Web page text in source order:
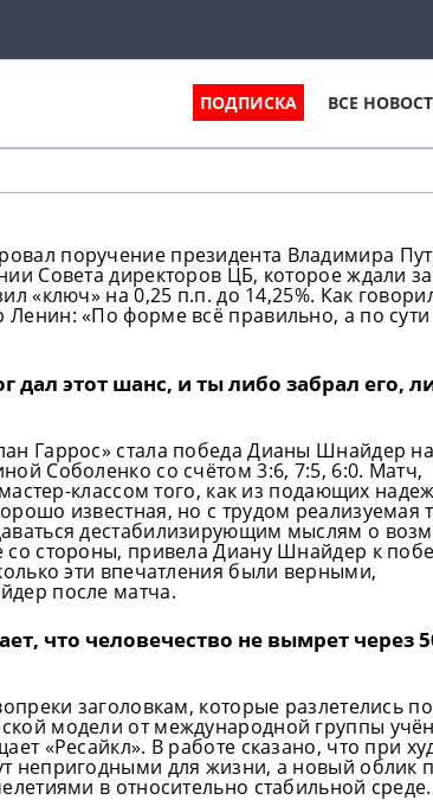
ПОДПИСКА ВСЕ
поручение президента Владимира
Совета директоров ЦБ, которое ждали
«ключ» на 0,25 п.п. до 14,25%. Как
«По форме всё правильно, а по
дал этот шанс, и ты либо забрал его,
Гаррос» стала победа Дианы Шнайдер
Соболенко со счётом 3:6, 7:5, 6:0. Матч,
классом того, как из подающих
известная, но с трудом реализуемая
дестабилизирующим мыслям о
со стороны, привела Диану Шнайдер к
эти впечатления были верными,
после матча.
что человечество не вымрет через
заголовкам, которые разлетелись
модели от международной группы
«Ресайкл». В работе сказано, что при
непригодными для жизни, а новый облик
в относительно стабильной среде.